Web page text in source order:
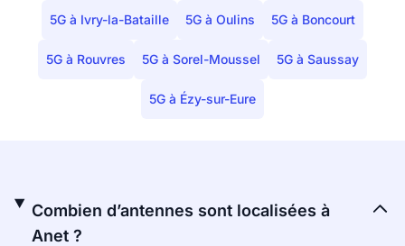
5G à Ivry-la-Bataille 5G à Oulins 5G à Boncourt
5G à Rouvres 5G à Sorel-Moussel 5G à Saussay
5G à Ézy-sur-Eure
Combien d’antennes sont localisées à
Anet ?